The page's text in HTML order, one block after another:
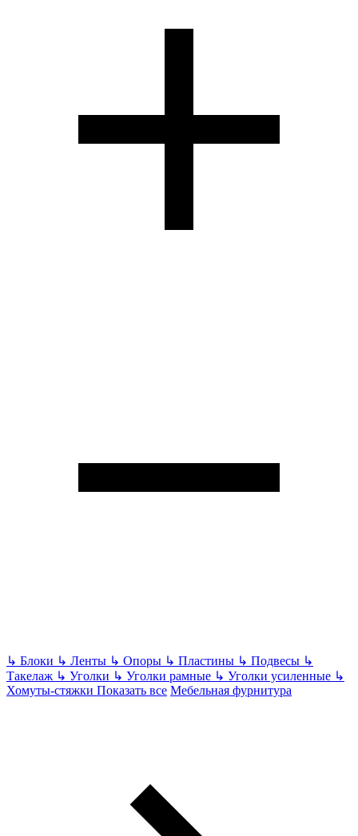
↳ Блоки ↳ Ленты ↳ Опоры ↳ Пластины ↳ Подвесы ↳
Такелаж ↳ Уголки ↳ Уголки рамные ↳ Уголки усиленные ↳
Хомуты-стяжки Показать все Мебельная фурнитура